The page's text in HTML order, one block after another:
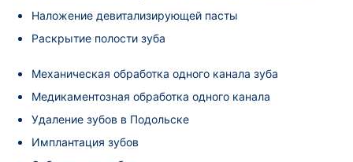
Наложение девитализирующей пасты
Раскрытие полости зуба
Механическая обработка одного канала зуба
Медикаментозная обработка одного канала
Удаление зубов в Подольске
Имплантация зубов